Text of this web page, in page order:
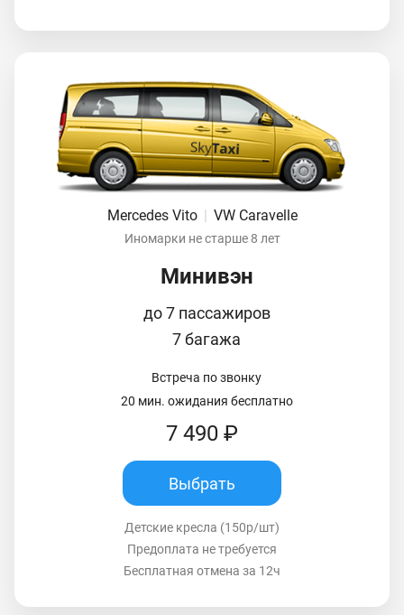
Mercedes Vito VW Caravelle
Иномарки не старше 8 лет
Минивэн
до 7 пассажиров
7 багажа
Встреча по звонку
20 мин. ожидания бесплатно
7 490 ₽
Выбрать
Детские кресла (150р/шт)
Предоплата не требуется
Бесплатная отмена за 12ч